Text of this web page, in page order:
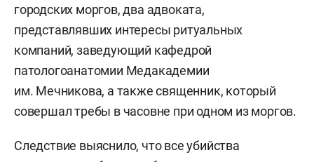
городских моргов, два адвоката,
представлявших интересы ритуальных
компаний, заведующий кафедрой
патологоанатомии Медакадемии
им. Мечникова, а также священник, который
совершал требы в часовне при одном из моргов.
Следствие выяснило, что все убийства